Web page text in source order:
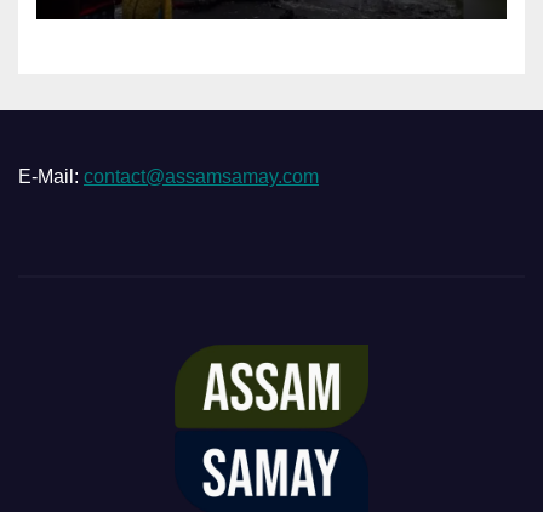
E-Mail: contact@assamsamay.com